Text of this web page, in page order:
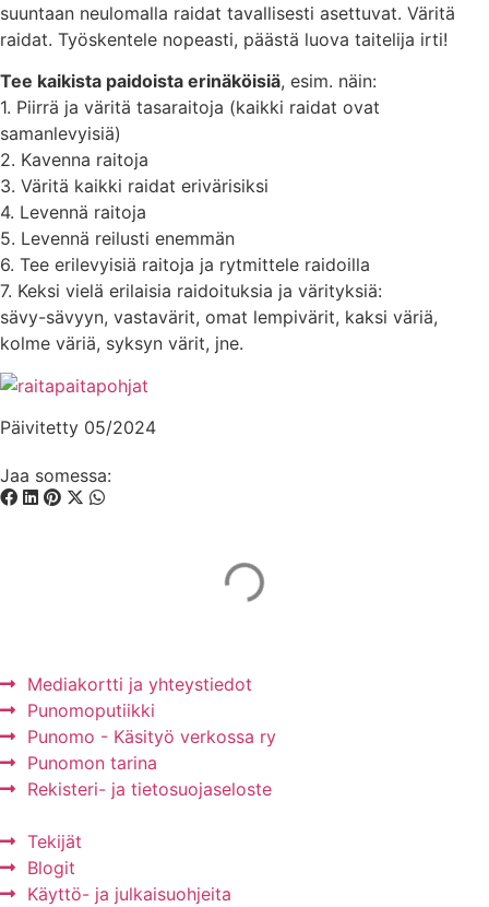
suuntaan neulomalla raidat tavallisesti asettuvat. Väritä
raidat. Työskentele nopeasti, päästä luova taitelija irti!
Tee kaikista paidoista erinäköisiä, esim. näin:
1. Piirrä ja väritä tasaraitoja (kaikki raidat ovat
samanlevyisiä)
2. Kavenna raitoja
3. Väritä kaikki raidat erivärisiksi
4. Levennä raitoja
5. Levennä reilusti enemmän
6. Tee erilevyisiä raitoja ja rytmittele raidoilla
7. Keksi vielä erilaisia raidoituksia ja värityksiä:
sävy-sävyyn, vastavärit, omat lempivärit, kaksi väriä,
kolme väriä, syksyn värit, jne.
Päivitetty 05/2024
Jaa somessa:
Mediakortti ja yhteystiedot
Punomoputiikki
Punomo - Käsityö verkossa ry
Punomon tarina
Rekisteri- ja tietosuojaseloste
Tekijät
Blogit
Käyttö- ja julkaisuohjeita